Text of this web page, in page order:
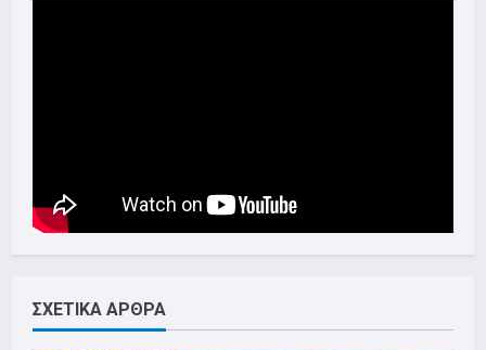
ΣΧΕΤΙΚΑ ΑΡΘΡΑ